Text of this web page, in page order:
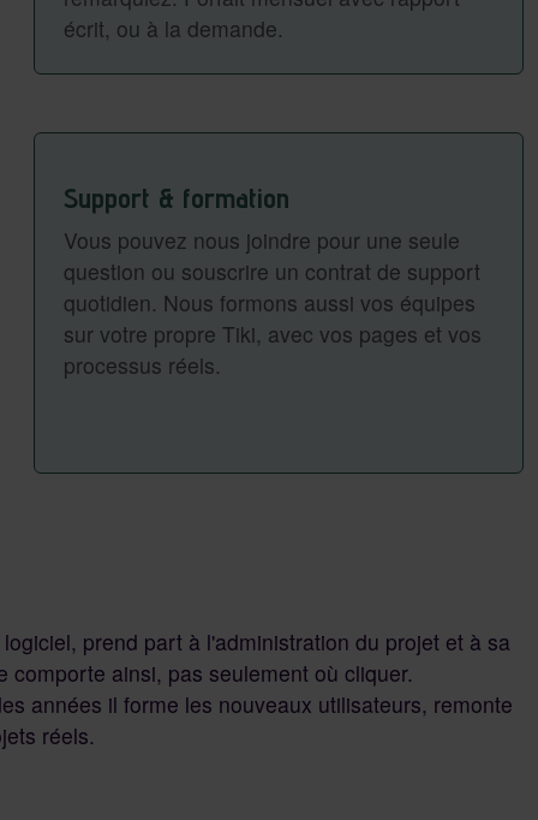
écrit, ou à la demande.
Support & formation
Vous pouvez nous joindre pour une seule
question ou souscrire un contrat de support
quotidien. Nous formons aussi vos équipes
sur votre propre Tiki, avec vos pages et vos
processus réels.
prend part à l'administration du projet et à sa
ainsi, pas seulement où cliquer.
années il forme les nouveaux utilisateurs, remonte
réels.